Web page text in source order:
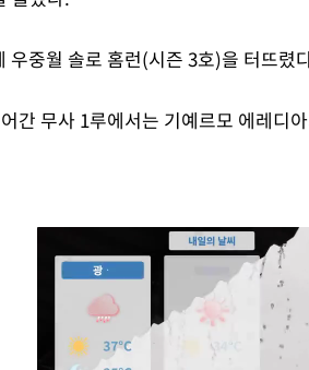
우중월 솔로 홈런(시즌 3호)을 터뜨렸
간 무사 1루에서는 기예르모 에레디